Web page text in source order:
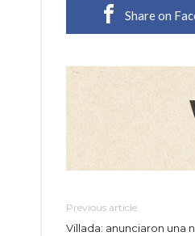
Share on
Previous article
Villada: anunciaron una